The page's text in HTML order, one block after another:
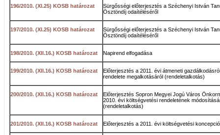
196/2010. (XI.25) KOSB határozat
Sürgősségi előterjesztés a Széchenyi István
Ösztöndíj odaítéléséről
197/2010. (XI.25) KOSB határozat
Sürgősségi előterjesztés a Széchenyi István
Ösztöndíj odaítéléséről
198/2010. (XII.16.) KOSB határozat Napirend elfogadása
199/2010. (XII.16.) KOSB határozat
Előterjesztés a 2011. évi átmeneti
rendelete megalkotásáról (rendeletalkotás)
200/2010. (XII.16.) KOSB határozat
Előterjesztés Sopron Megyei Jogú Város
2010. évi költségvetési rendeletének
(rendeletalkotás)
201/2010. (XII.16.) KOSB határozat Előterjesztés a 2011. évi költségvetési